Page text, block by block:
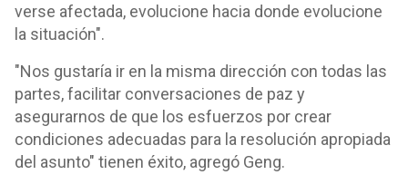
verse afectada, evolucione hacia donde evolucione
la situación".
"Nos gustaría ir en la misma dirección con todas las
partes, facilitar conversaciones de paz y
asegurarnos de que los esfuerzos por crear
condiciones adecuadas para la resolución apropiada
del asunto" tienen éxito, agregó Geng.